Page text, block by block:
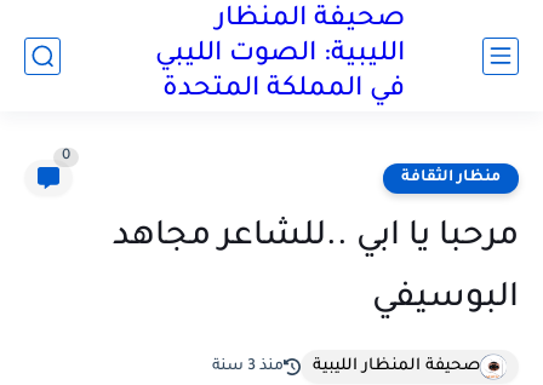
صحيفة المنظار
الليبية: الصوت الليبي
في المملكة المتحدة
منظار الثقافة
0
مرحبا يا ابي ..للشاعر مجاهد
البوسيفي
صحيفة المنظار الليبية منذ 3 سنة